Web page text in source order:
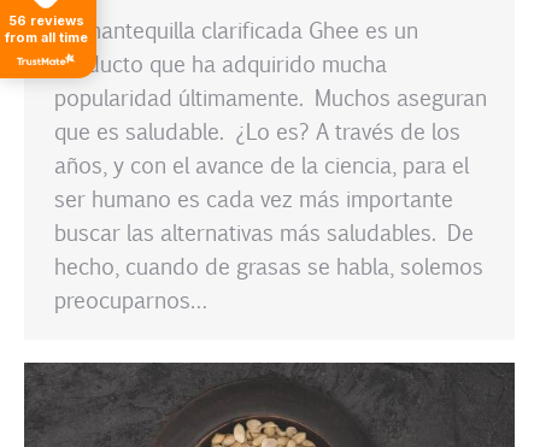
La mantequilla clarificada Ghee es un
producto que ha adquirido mucha
popularidad últimamente. Muchos aseguran
que es saludable. ¿Lo es? A través de los
años, y con el avance de la ciencia, para el
ser humano es cada vez más importante
buscar las alternativas más saludables. De
hecho, cuando de grasas se habla, solemos
preocuparnos…
56 reviews
from all time